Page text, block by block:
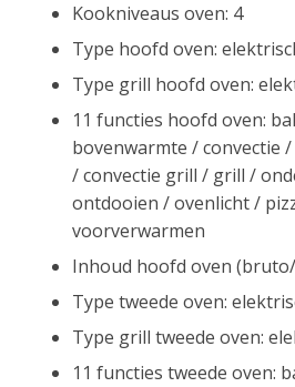
Kookniveaus oven: 4
Type hoofd oven:
Type grill hoofd oven:
11 functies hoofd oven:
bovenwarmte / convectie
/ convectie grill / grill /
ontdooien / ovenlicht /
voorverwarmen
Inhoud hoofd oven
Type tweede oven:
Type grill tweede oven:
11 functies tweede oven: